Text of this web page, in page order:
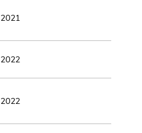
2021
2022
2022